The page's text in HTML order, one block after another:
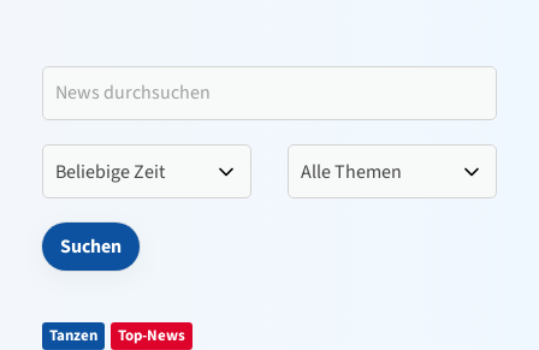
Tanzen Top-News
Sportangebote
Kontakt